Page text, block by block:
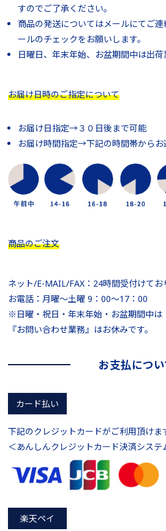
すのでご了承ください。
商品の発送についてはメールにてご
ールのチェックをお願いします。
日曜日、年末年始、お盆期間中は出荷
お届け日時のご指定について
お届け日指定→３０日後まで可能
お届け時間指定→下記の時間帯からお
商品のご注文
ネット/E-MAIL/FAX：24時間受付けてお
お電話：月曜～土曜 9：00～17：00
※日曜・祝日・年末年始・お盆期間中は
『お問い合わせ業務』はお休みです。
お支払につい
カード払い
下記のクレジットカードがご利用頂けま
＜あんしんクレジットカード決済システ
楽天ペイ